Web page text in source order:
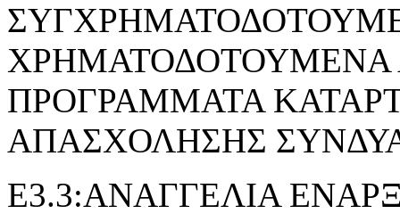
ΧΡΗΜΑΤΟΔΟΤΟΥΜΕΝΑ
ΠΡΟΓΡΑΜΜΑΤΑ
ΑΠΑΣΧΟΛΗΣΗΣ
Ε3.3:ΑΝΑΓΓΕΛΙΑ